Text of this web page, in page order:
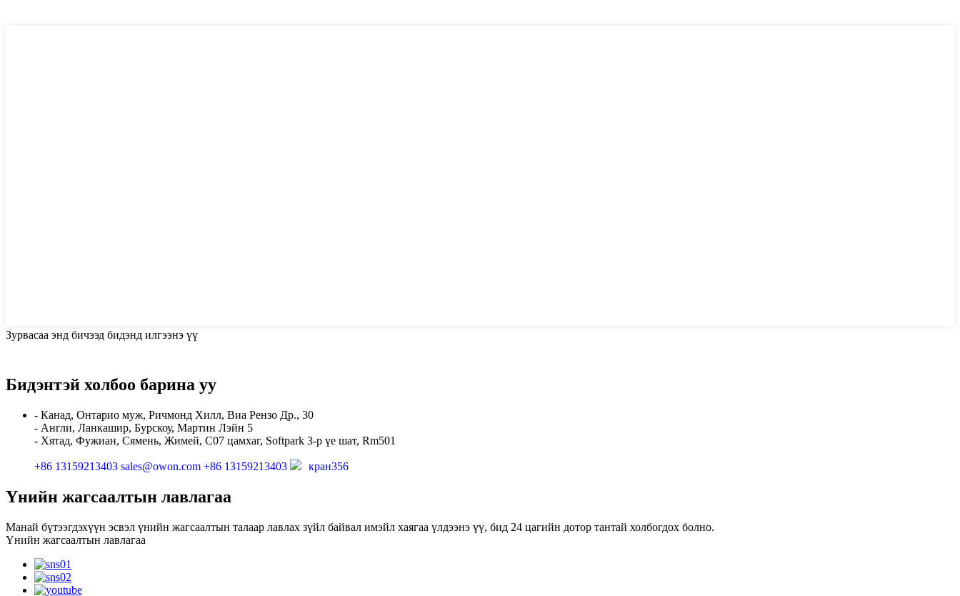
Зурвасаа энд бичээд бидэнд илгээнэ үү
Бидэнтэй холбоо барина уу
- Канад, Онтарио муж, Ричмонд Хилл, Виа Рензо Др., 30
- Англи, Ланкашир, Бурскоу, Мартин Лэйн 5
- Хятад, Фужиан, Сямень, Жимей, C07 цамхаг, Softpark 3-р үе шат, Rm501
+86 13159213403 sales@owon.com +86 13159213403 кран356
Үнийн жагсаалтын лавлагаа
Манай бүтээгдэхүүн эсвэл үнийн жагсаалтын талаар лавлах зүйл байвал имэйл хаягаа үлдээнэ үү, бид 24 цагийн дотор тантай холбогдох болно.
Үнийн жагсаалтын лавлагаа